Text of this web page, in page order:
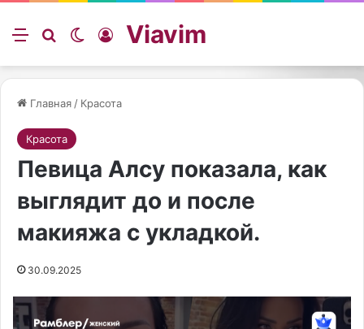
Меню ИскатьSwitch skin
Войти
Viavim
Главная / Красота
Красота
Певица Алсу показала, как
выглядит до и после
макияжа с укладкой.
30.09.2025